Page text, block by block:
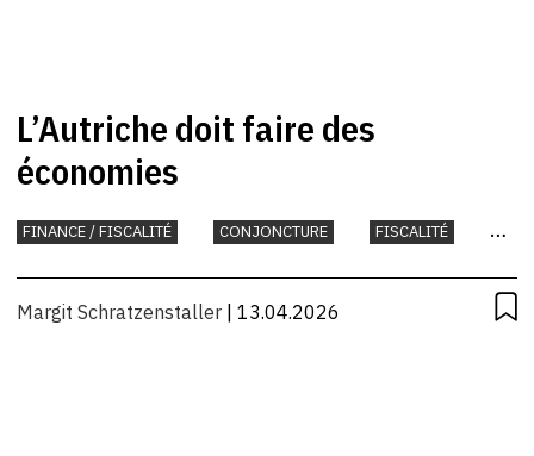
L’Autriche doit faire des
économies
FINANCE / FISCALITÉ CONJONCTURE
FISCALITÉ
Margit Schratzenstaller | 13.04.2026